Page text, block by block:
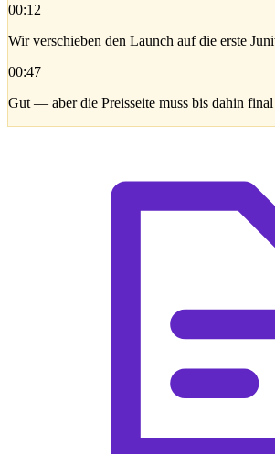
00:12
Wir verschieben den Launch auf die erste
00:47
Gut — aber die Preisseite muss bis dahin final